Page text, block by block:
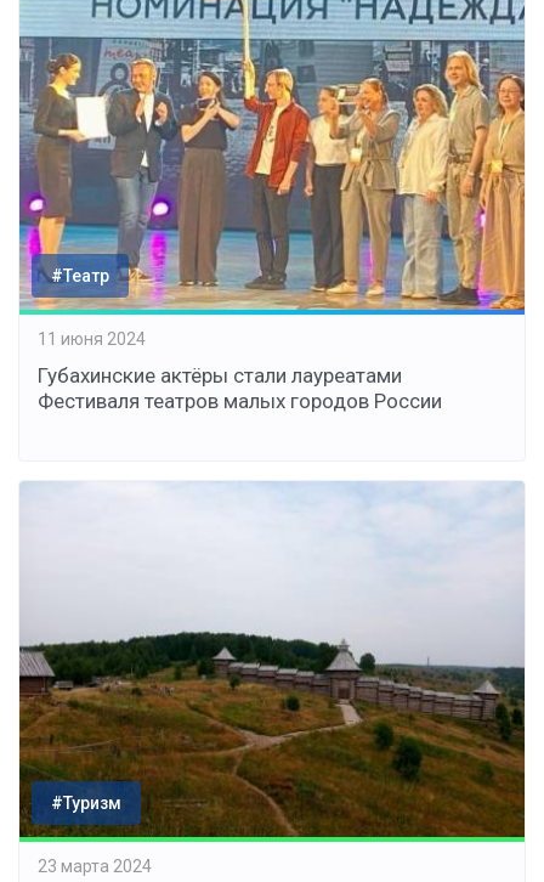
#Театр
11 июня 2024
Губахинские актёры стали лауреатами
Фестиваля театров малых городов России
#Туризм
23 марта 2024